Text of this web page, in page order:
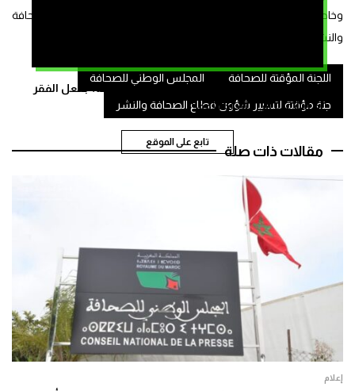
كيف زحف عشرات الالاف فجأة نحو سبتة المحتلة؟ بفعل الفقر
أم التلاعب أم انسداد الأفق؟
تابع على الموقع
وخاصة القانون المحدث للمجلس الوطني للصحافة وقانون الصحافة
والنشر.
اللجنة المؤقتة للصحافة المجلس الوطني للصحافة
جنة مؤقتة لتسيير شؤون قطاع الصحافة والنشر
مقالات ذات صلة
إعلام